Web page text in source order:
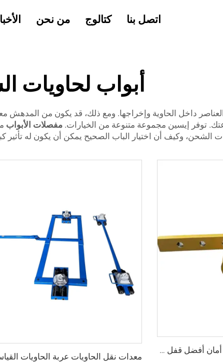
من نحن كتالوج اتصل بنا
أبواب لحاويات
داخل الحاوية وإخراجها. ومع ذلك، قد يكون من المدهش
توفر إيسين مجموعة متنوعة من الخيارات. مفصلات الأبواب
الشحن، وكيف أن اختيار الباب الصحيح يمكن أن يكون له تأثير
قفل باب من الصلب المقوى درجة أمان أفضل قفل شحن حاوية مع 4 مفاتيح